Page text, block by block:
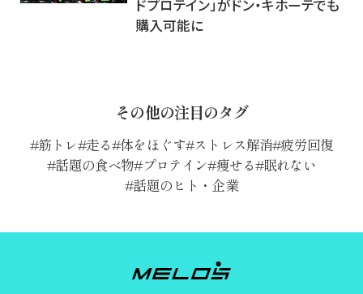
ドプロテイン」がドン・キホーテでも
購入可能に
その他の注目のタグ
筋トレ 走る 体をほぐす ストレス解消 疲労回復
話題の食べ物 プロテイン 痩せる 眠れない
話題のヒト・企業